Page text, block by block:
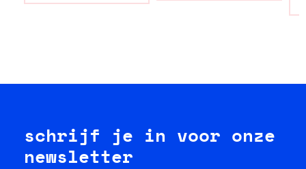
schrijf je in voor onze
newsletter